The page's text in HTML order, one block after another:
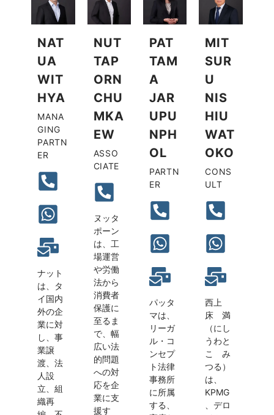
NAT
UA
WIT
HYA
MANA
GING
PARTN
ER
ナット
は、タ
イ国内
外の企
業に対
し、事
業譲
渡、法
人設
立、組
織再
NUT
TAP
ORN
CHU
MKA
EW
ASSO
CIATE
ヌッタ
ポーン
は、工
場運営
や労働
法から
消費者
保護に
至るま
で、幅
広い法
的問題
への対
応を企
業に支
援す
PAT
TAM
A
JAR
UPU
NPH
OL
PARTN
ER
パッタ
マは、
リーガ
ル・コ
ンセプ
ト法律
事務所
に所属
する、
MIT
SUR
U
NIS
HIU
WAT
OKO
CONS
ULT
西上
床 満
（にし
うわと
こ み
つる）
は、
KPMG
、デロ